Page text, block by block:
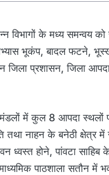
विभागों के मध्य समन्वय
भूकंप, बादल फटने,
जिला प्रशासन, जिला
में कुल 8 आपदा स्थलों पर
नाहन के बनेठी क्षेत्र में
होने, पांवटा साहिब
पाठशाला सतौन